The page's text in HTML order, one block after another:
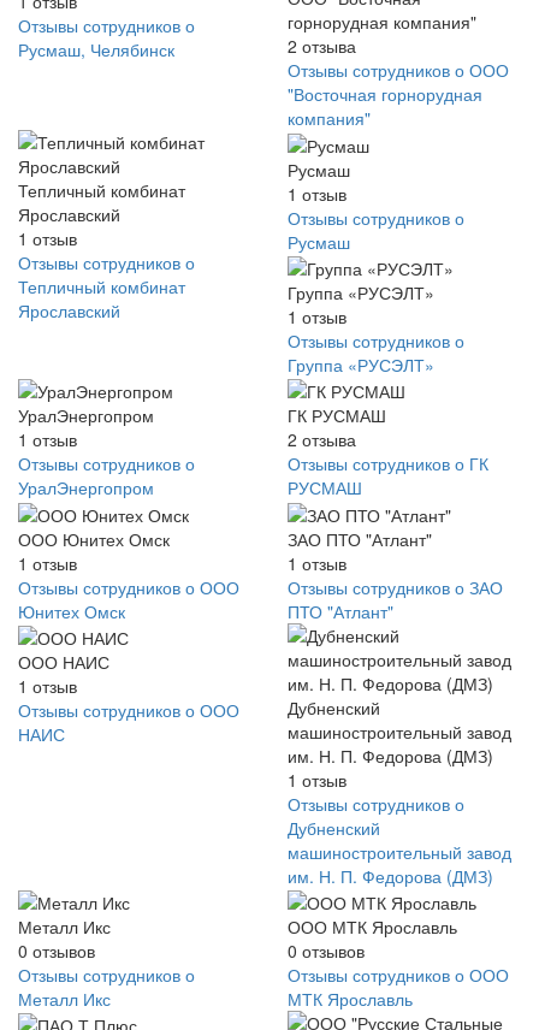
Отзывы сотрудников о
Русмаш, Челябинск
горнорудная компания"
2 отзыва
Отзывы сотрудников о ООО
"Восточная горнорудная
компания"
Тепличный комбинат
Ярославский
1 отзыв
Отзывы сотрудников о
Тепличный комбинат
Ярославский
Русмаш
1 отзыв
Отзывы сотрудников о
Русмаш
Группа «РУСЭЛТ»
1 отзыв
Отзывы сотрудников о
Группа «РУСЭЛТ»
УралЭнергопром
1 отзыв
Отзывы сотрудников о
УралЭнергопром
ГК РУСМАШ
2 отзыва
Отзывы сотрудников о ГК
РУСМАШ
ООО Юнитех Омск
1 отзыв
Отзывы сотрудников о ООО
Юнитех Омск
ЗАО ПТО "Атлант"
1 отзыв
Отзывы сотрудников о ЗАО
ПТО "Атлант"
ООО НАИС
1 отзыв
Отзывы сотрудников о ООО
НАИС
Дубненский
машиностроительный завод
им. Н. П. Федорова (ДМЗ)
1 отзыв
Отзывы сотрудников о
Дубненский
машиностроительный завод
им. Н. П. Федорова (ДМЗ)
Металл Икс
0 отзывов
Отзывы сотрудников о
Металл Икс
ООО МТК Ярославль
0 отзывов
Отзывы сотрудников о ООО
МТК Ярославль